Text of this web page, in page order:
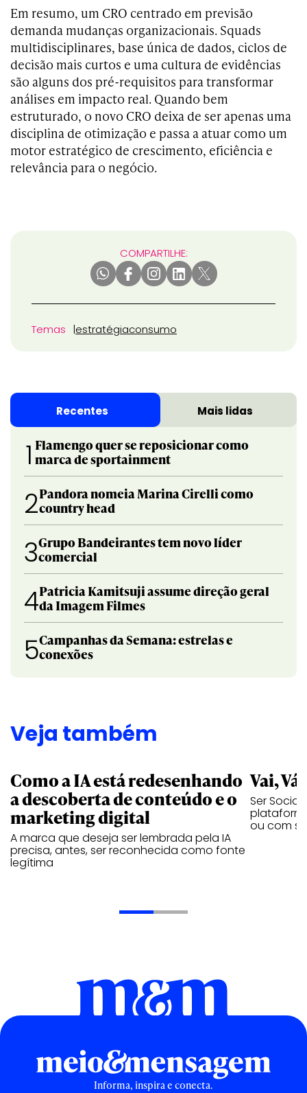
Em resumo, um CRO centrado em previsão
demanda mudanças organizacionais. Squads
multidisciplinares, base única de dados, ciclos de
decisão mais curtos e uma cultura de evidências
são alguns dos pré-requisitos para transformar
análises em impacto real. Quando bem
estruturado, o novo CRO deixa de ser apenas uma
disciplina de otimização e passa a atuar como um
motor estratégico de crescimento, eficiência e
relevância para o negócio.
COMPARTILHE:
Temas estratégiaconsumo
Recentes Mais lidas
1 Flamengo quer se reposicionar como
marca de sportainment
2Pandora nomeia Marina Cirelli como
country head
3Grupo Bandeirantes tem novo líder
comercial
4Patricia Kamitsuji assume direção geral
da Imagem Filmes
5Campanhas da Semana: estrelas e
conexões
Veja também
Como a IA está redesenhando
a descoberta de conteúdo e o
marketing digital
A marca que deseja ser lembrada pela IA
precisa, antes, ser reconhecida como fonte
legítima
Vai,
Ser
ou com
Informa, inspira e conecta.